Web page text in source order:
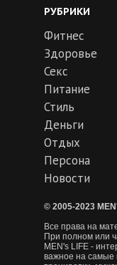
РУБРИКИ
Фитнес
Здоровье
Секс
Питание
Стиль
Деньги
Отдых
Персона
Новости
© 2005-2023
Все права на
При полном или
MEN's LIFE -
важное на самые